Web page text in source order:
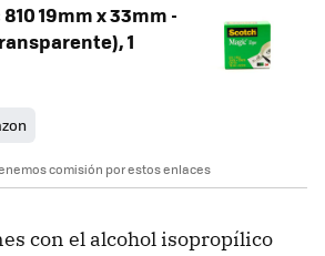
19mm x 33mm -
1
comisión por estos enlaces
con el alcohol isopropílico